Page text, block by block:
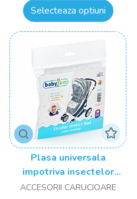
Selecteaza optiuni
Plasa universala
impotriva insectelor
pentru carucior, BabyJem
ACCESORII CARUCIOARE